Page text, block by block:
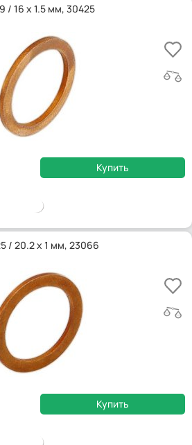
/ 16 x 1.5 мм, 30425
Купить
/ 20.2 x 1 мм, 23066
Купить